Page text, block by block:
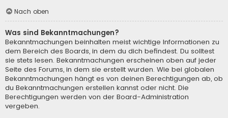
Nach oben
Was sind Bekanntmachungen?
Bekanntmachungen beinhalten meist wichtige Informationen zu
dem Bereich des Boards, in dem du dich befindest. Du solltest
sie stets lesen. Bekanntmachungen erscheinen oben auf jeder
Seite des Forums, in dem sie erstellt wurden. Wie bei globalen
Bekanntmachungen hängt es von deinen Berechtigungen ab, ob
du Bekanntmachungen erstellen kannst oder nicht. Die
Berechtigungen werden von der Board-Administration
vergeben.